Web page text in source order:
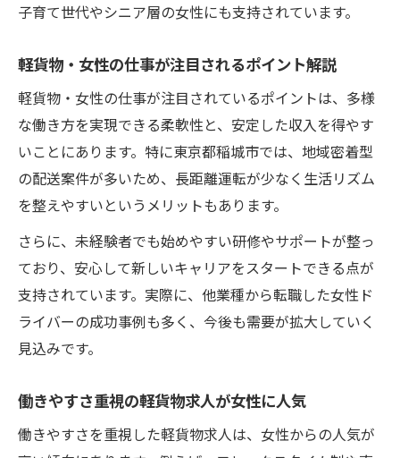
子育て世代やシニア層の女性にも支持されています。
軽貨物・女性の仕事が注目されるポイント解説
軽貨物・女性の仕事が注目されているポイントは、多様
な働き方を実現できる柔軟性と、安定した収入を得やす
いことにあります。特に東京都稲城市では、地域密着型
の配送案件が多いため、長距離運転が少なく生活リズム
を整えやすいというメリットもあります。
さらに、未経験者でも始めやすい研修やサポートが整っ
ており、安心して新しいキャリアをスタートできる点が
支持されています。実際に、他業種から転職した女性ド
ライバーの成功事例も多く、今後も需要が拡大していく
見込みです。
働きやすさ重視の軽貨物求人が女性に人気
働きやすさを重視した軽貨物求人は、女性からの人気が